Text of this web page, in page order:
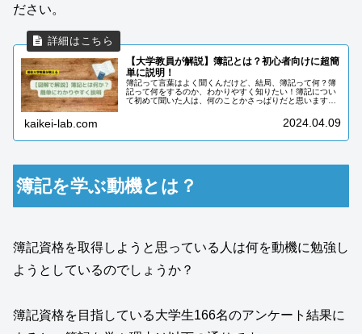
ださい。
【大学教員が解説】簿記とは？初心者向けに超簡
単に説明！
簿記って言葉はよく聞くんだけど、結局、簿記って何？簿
記って何をするのか、わかりやすく知りたい！簿記につい
て初めて聞いた人は、何のことかさっぱりだと思います。
kaikei-lab.com 2024.04.09
簿記を学ぶ動機とは？
簿記資格を取得しようと思っている人は何を動機に勉強し
ようとしているのでしょうか？
簿記資格を目指している大学生166名のアンケート結果に